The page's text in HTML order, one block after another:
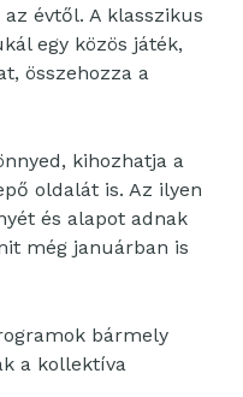
évtől. A klasszikus
egy közös játék,
összehozza a
kihozhatja a
oldalát is. Az ilyen
és alapot adnak
még januárban is
bármely
a kollektíva